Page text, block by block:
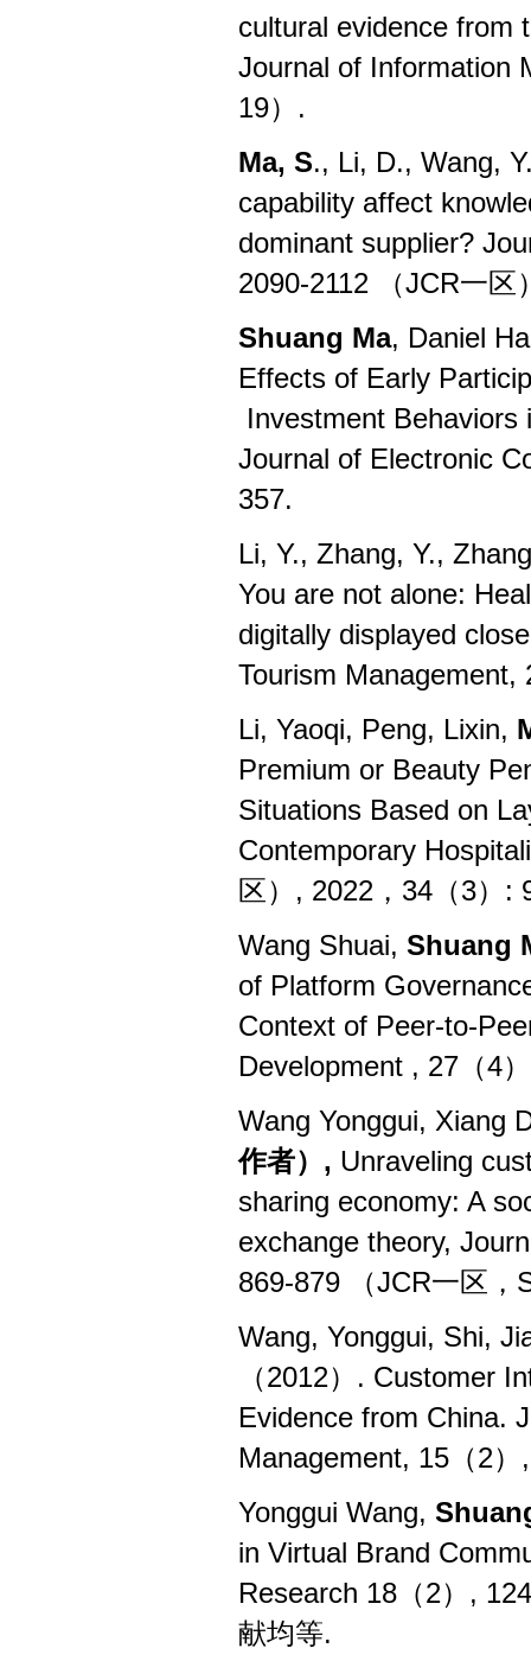
cultural evidence from
Journal of Information
19）.
Ma, S., Li, D., Wang,
capability affect
dominant supplier?
2090-2112 （JCR一区
Shuang Ma, Daniel
Effects of Early
Investment
Journal of Electronic
357.
Li, Y., Zhang, Y.,
You are not alone:
digitally displayed
Tourism Management,
Li, Yaoqi, Peng, Lixin,
Premium or Beauty
Situations Based on
Contemporary
区 ）, 2022 ， 34（3）:
Wang Shuai, Shuang
of Platform
Context of Peer-to-
Development , 27 （4）
Wang Yonggui, Xiang
作者）, Unraveling
sharing economy: A
exchange theory,
869-879 （JCR一区，
Wang, Yonggui, Shi,
（2012）. Customer
Evidence from China.
Management, 15（2）
Yonggui Wang,
in Virtual Brand
Research 18（2）,
献均等.